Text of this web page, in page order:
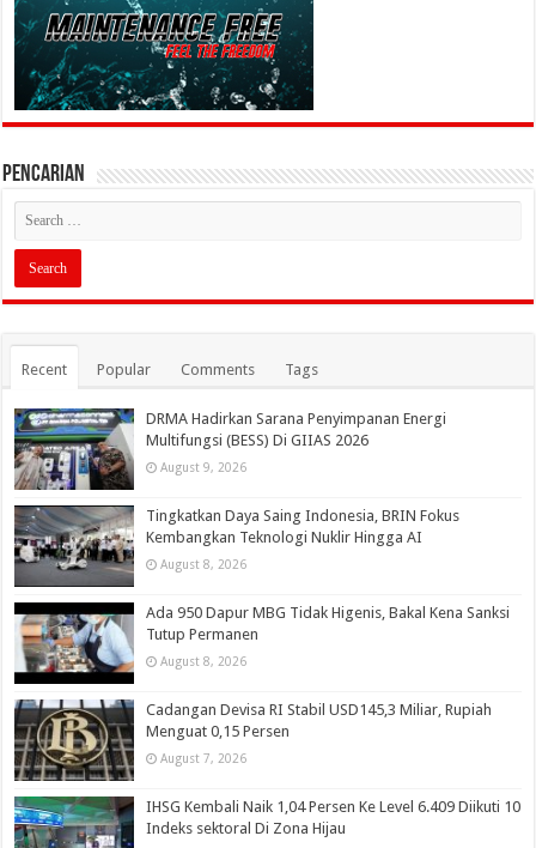
PENCARIAN
Recent Popular Comments Tags
DRMA Hadirkan Sarana Penyimpanan Energi
Multifungsi (BESS) Di GIIAS 2026
August 9, 2026
Tingkatkan Daya Saing Indonesia, BRIN Fokus
Kembangkan Teknologi Nuklir Hingga AI
August 8, 2026
Ada 950 Dapur MBG Tidak Higenis, Bakal Kena Sanksi
Tutup Permanen
August 8, 2026
Cadangan Devisa RI Stabil USD145,3 Miliar, Rupiah
Menguat 0,15 Persen
August 7, 2026
IHSG Kembali Naik 1,04 Persen Ke Level 6.409 Diikuti 10
Indeks sektoral Di Zona Hijau